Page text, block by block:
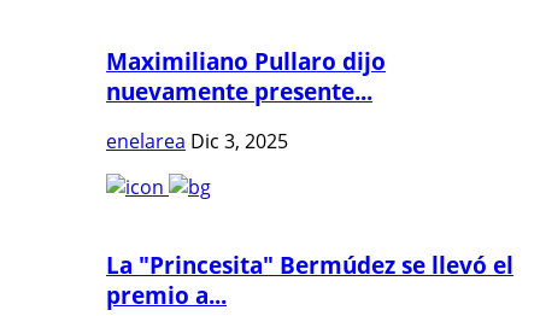
Maximiliano Pullaro dijo
nuevamente presente...
enelarea Dic 3, 2025
La "Princesita" Bermúdez se llevó el
premio a...